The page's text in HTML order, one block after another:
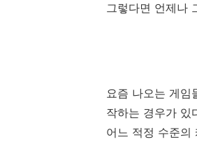
그렇다면 언제나
요즘 나오는 게임
작하는 경우가 있
어느 적정 수준의